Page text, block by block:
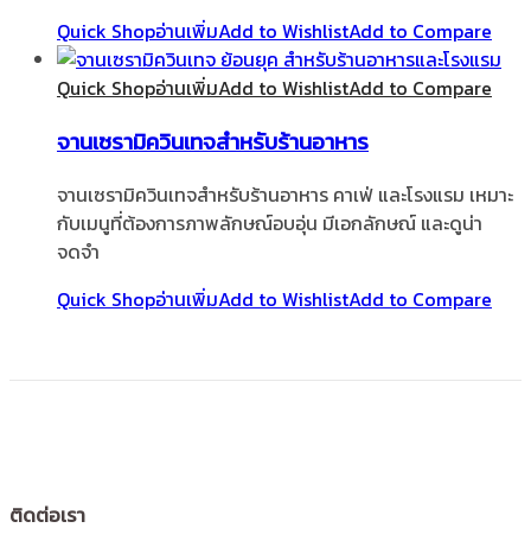
Quick Shopอ่านเพิ่มAdd to WishlistAdd to Compare
Quick Shopอ่านเพิ่มAdd to WishlistAdd to Compare
จานเซรามิควินเทจสำหรับร้านอาหาร
จานเซรามิควินเทจสำหรับร้านอาหาร คาเฟ่ และโรงแรม เหมาะ
กับเมนูที่ต้องการภาพลักษณ์อบอุ่น มีเอกลักษณ์ และดูน่า
จดจำ
Quick Shopอ่านเพิ่มAdd to WishlistAdd to Compare
ติดต่อเรา